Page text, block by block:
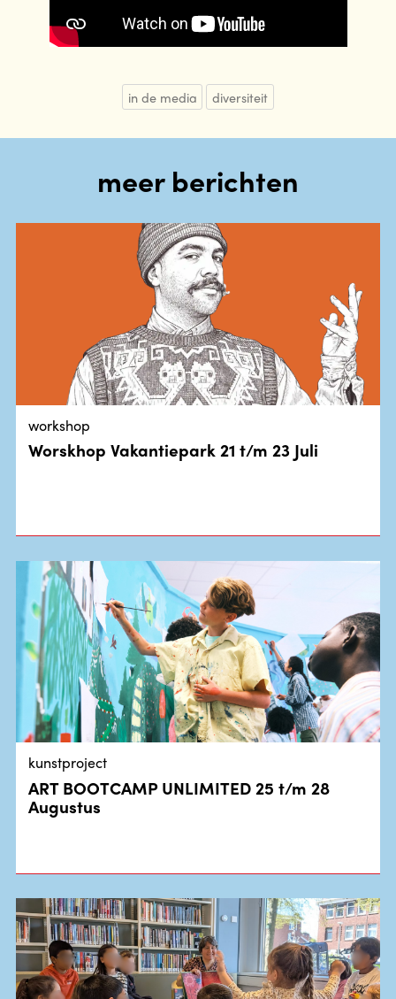
in de media diversiteit
meer berichten
workshop
Worskhop Vakantiepark 21 t/m 23 Juli
kunstproject
ART BOOTCAMP UNLIMITED 25 t/m 28
Augustus